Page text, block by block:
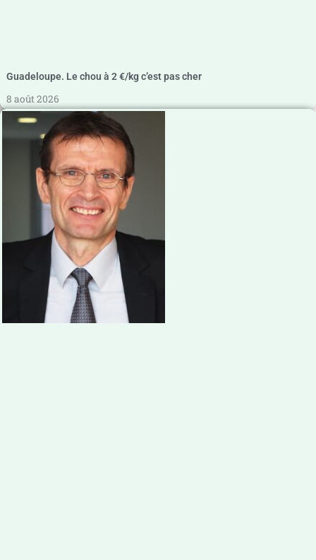
Guadeloupe. Le chou à 2 €/kg c’est pas cher
8 août 2026